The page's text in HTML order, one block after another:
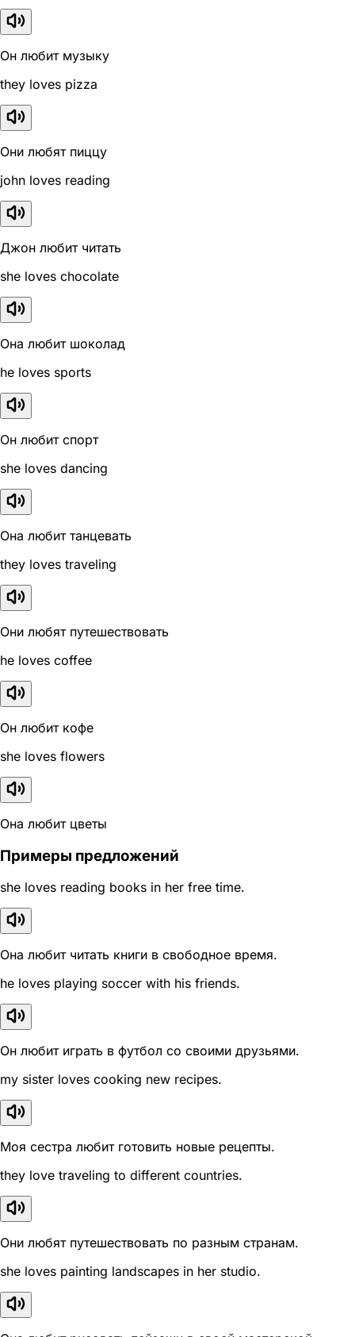
Он любит музыку
they loves pizza
Они любят пиццу
john loves reading
Джон любит читать
she loves chocolate
Она любит шоколад
he loves sports
Он любит спорт
she loves dancing
Она любит танцевать
they loves traveling
Они любят путешествовать
he loves coffee
Он любит кофе
she loves flowers
Она любит цветы
Примеры предложений
she loves reading books in her free time.
Она любит читать книги в свободное время.
he loves playing soccer with his friends.
Он любит играть в футбол со своими друзьями.
my sister loves cooking new recipes.
Моя сестра любит готовить новые рецепты.
they love traveling to different countries.
Они любят путешествовать по разным странам.
she loves painting landscapes in her studio.